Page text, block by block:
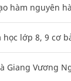
hàm nguyên
học lớp 8, 9 cơ
Giang Vương